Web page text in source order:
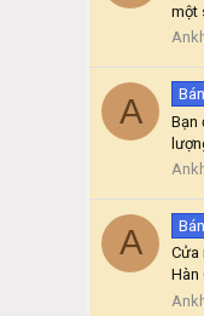
một
A Bán
Bạn
A Bán
Cửa
Hàn